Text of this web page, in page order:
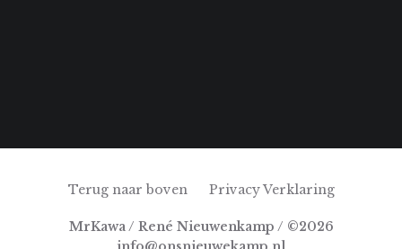
Terug naar boven Privacy Verklaring
MrKawa / René Nieuwenkamp / ©2026